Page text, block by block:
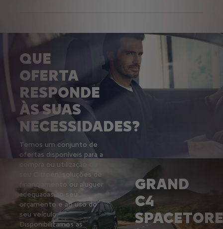
QUE
OFERTA
RESPONDE
ÀS SUAS
NECESSIDADES?
Temos um conjunto de
ofertas disponíveis para a
compra ou utilização do
seu Citroën, soluções de
financiamento ou aluguer
adequadas ao seu
orçamento e ao uso do
seu veículo.
Disponibilizamos as
GRAND
C4